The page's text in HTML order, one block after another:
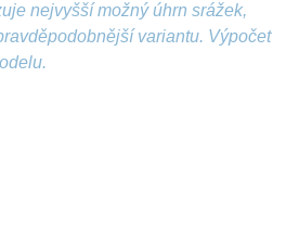
nejvyšší možný úhrn srážek,
variantu. Výpočet